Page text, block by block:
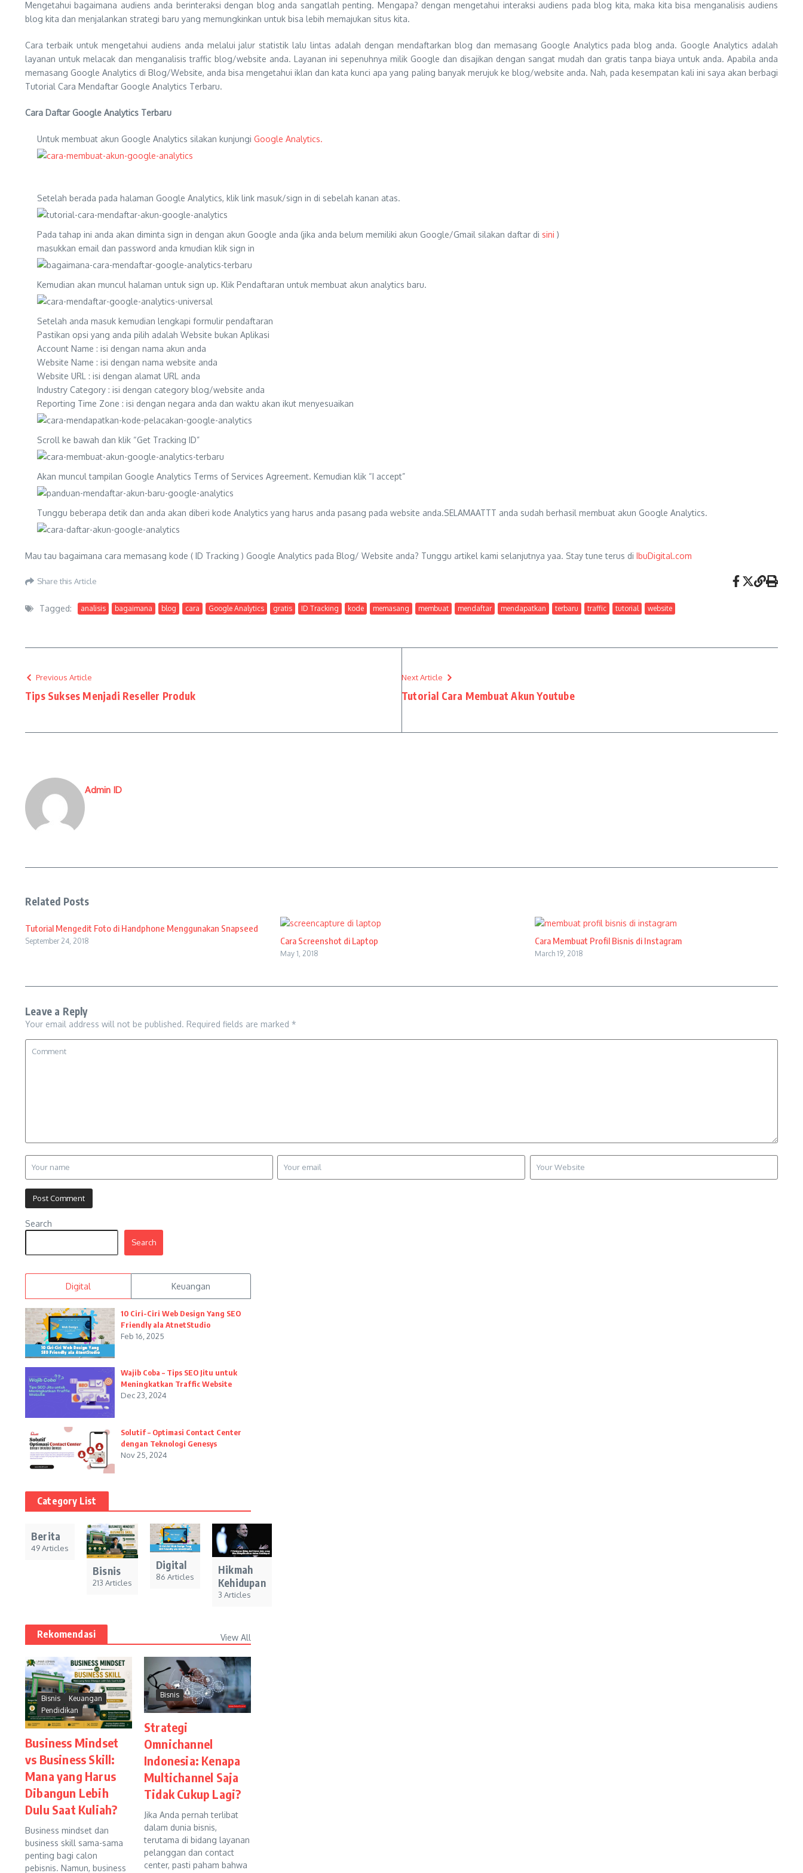
Mengetahui bagaimana audiens anda berinteraksi dengan blog anda sangatlah penting. Mengapa? dengan mengetahui interaksi audiens pada blog kita, maka kita bisa menganalisis audiens
blog kita dan menjalankan strategi baru yang memungkinkan untuk bisa lebih memajukan situs kita.
Cara terbaik untuk mengetahui audiens anda melalui jalur statistik lalu lintas adalah dengan mendaftarkan blog dan memasang Google Analytics pada blog anda. Google Analytics adalah
layanan untuk melacak dan menganalisis traffic blog/website anda. Layanan ini sepenuhnya milik Google dan disajikan dengan sangat mudah dan gratis tanpa biaya untuk anda. Apabila anda
memasang Google Analytics di Blog/Website, anda bisa mengetahui iklan dan kata kunci apa yang paling banyak merujuk ke blog/website anda. Nah, pada kesempatan kali ini saya akan berbagi
Tutorial Cara Mendaftar Google Analytics Terbaru.
Cara Daftar Google Analytics Terbaru
Untuk membuat akun Google Analytics silakan kunjungi Google Analytics.
Setelah berada pada halaman Google Analytics, klik link masuk/sign in di sebelah kanan atas.
Pada tahap ini anda akan diminta sign in dengan akun Google anda (jika anda belum memiliki akun Google/Gmail silakan daftar di sini )
masukkan email dan password anda kmudian klik sign in
Kemudian akan muncul halaman untuk sign up. Klik Pendaftaran untuk membuat akun analytics baru.
Setelah anda masuk kemudian lengkapi formulir pendaftaran
Pastikan opsi yang anda pilih adalah Website bukan Aplikasi
Account Name : isi dengan nama akun anda
Website Name : isi dengan nama website anda
Website URL : isi dengan alamat URL anda
Industry Category : isi dengan category blog/website anda
Reporting Time Zone : isi dengan negara anda dan waktu akan ikut menyesuaikan
Scroll ke bawah dan klik “Get Tracking ID”
Akan muncul tampilan Google Analytics Terms of Services Agreement. Kemudian klik “I accept”
Tunggu beberapa detik dan anda akan diberi kode Analytics yang harus anda pasang pada website anda.SELAMAATTT anda sudah berhasil membuat akun Google Analytics.
Mau tau bagaimana cara memasang kode ( ID Tracking ) Google Analytics pada Blog/ Website anda? Tunggu artikel kami selanjutnya yaa. Stay tune terus di IbuDigital.com
Share this Article
Tagged: analisis bagaimana blog cara Google Analytics gratis ID Tracking kode memasang membuat mendaftar mendapatkan terbaru traffic tutorial website
Previous Article
Tips Sukses Menjadi Reseller Produk
Next Article
Tutorial Cara Membuat Akun Youtube
Admin ID
Related Posts
Tutorial Mengedit Foto di Handphone Menggunakan Snapseed
September 24, 2018 Cara Screenshot di Laptop
May 1, 2018
Cara Membuat Profil Bisnis di Instagram
March 19, 2018
Leave a Reply
Your email address will not be published. Required fields are marked *
Search
Search
Digital Keuangan
10 Ciri-Ciri Web Design Yang SEO
Friendly ala AtnetStudio
Feb 16, 2025
Wajib Coba – Tips SEO Jitu untuk
Meningkatkan Traffic Website
Dec 23, 2024
Solutif – Optimasi Contact Center
dengan Teknologi Genesys
Nov 25, 2024
Category List
Berita
49 Articles
Bisnis
213 Articles
Digital
86 Articles
Hikmah
Kehidupan
3 Articles
Rekomendasi View All
Bisnis
Keuangan
Pendidikan
Business Mindset
vs Business Skill:
Mana yang Harus
Dibangun Lebih
Dulu Saat Kuliah?
Business mindset dan
business skill sama-sama
penting bagi calon
pebisnis. Namun, business
Bisnis
Strategi
Omnichannel
Indonesia: Kenapa
Multichannel Saja
Tidak Cukup Lagi?
Jika Anda pernah terlibat
dalam dunia bisnis,
terutama di bidang layanan
pelanggan dan contact
center, pasti paham bahwa